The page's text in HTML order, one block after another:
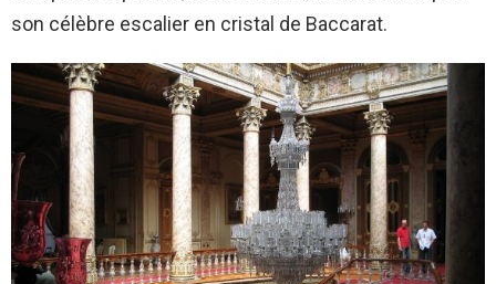
son célèbre escalier en cristal de Baccarat.